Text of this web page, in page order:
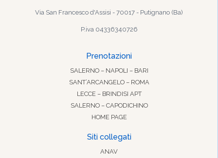
Via San Francesco d'Assisi - 70017 - Putignano (Ba)
P.iva 04336340726
Prenotazioni
SALERNO – NAPOLI – BARI
SANT’ARCANGELO – ROMA
LECCE – BRINDISI APT
SALERNO – CAPODICHINO
HOME PAGE
Siti collegati
ANAV